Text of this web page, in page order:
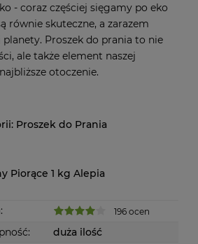
- coraz częściej sięgamy po eko
równie skuteczne, a zarazem
planety. Proszek do prania to nie
ale także element naszej
otoczenie.
Proszek do Prania
Piorące 1 kg Alepia
196 ocen
duża ilość